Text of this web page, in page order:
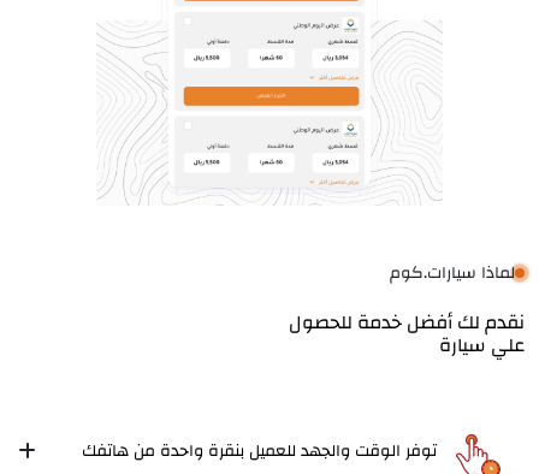
لماذا سيارات.كوم
نقدم لك أفضل خدمة للحصول
علي سيارة
توفر الوقت والجهد للعميل بنقرة واحدة من هاتفك